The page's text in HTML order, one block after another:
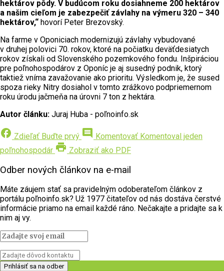
hektárov pôdy. V budúcom roku dosiahneme 200 hektárov
a našim cieľom je zabezpečiť závlahy na výmeru 320 – 340
hektárov,“ hovorí Peter Brezovský.
Na farme v Oponiciach modernizujú závlahy vybudované
v druhej polovici 70. rokov, ktoré na počiatku deväťdesiatych
rokov získali od Slovenského pozemkového fondu. Inšpiráciou
pre poľnohospodárov z Oponíc je aj susedný podnik, ktorý
taktiež vníma zavažovanie ako prioritu. Výsledkom je, že sused
spoza rieky Nitry dosiahol v tomto zrážkovo podpriemernom
roku úrodu jačmeňa na úrovni 7 ton z hektára.
Autor článku: Juraj Huba - poľnoinfo.sk
facebook Zdieľať Buďte prvý comment Komentovať Komentoval jeden
poľnohospodár print Zobraziť ako PDF
Odber nových článkov na e-mail
Máte záujem stať sa pravidelným odoberateľom článkov z
portálu poľnoinfo.sk? Už 1977 čitateľov od nás dostáva čerstvé
informácie priamo na email každé ráno. Nečakajte a pridajte sa k
nim aj vy.